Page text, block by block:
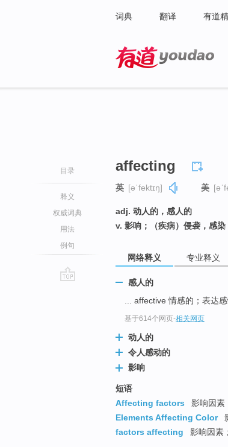
词典 翻译 有道
目录
释义
权威词典
用法
例句
affecting
英 [əˈfektɪŋ] 美
adj. 动人的，感人的
v. 影响；（疾病）侵袭，感
网络释义 专业释义
感人的
... affective 情感的；表达
基于614个网页-相关网页
动人的
令人感动的
影响
短语
Affecting factors
影响因素
Elements Affecting Color
factors affecting
影响因素